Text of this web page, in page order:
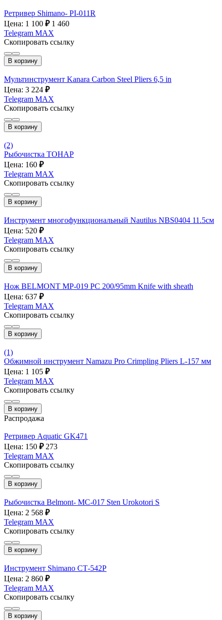
Ретривер Shimano- PI-011R
Цена: 1 100 ₽ 1 460
Telegram MAX
Скопировать ссылку
В корзину
Мультинструмент Kanara Carbon Steel Pliers 6,5 in
Цена: 3 224 ₽
Telegram MAX
Скопировать ссылку
В корзину
(2)
Рыбочистка ТОНАР
Цена: 160 ₽
Telegram MAX
Скопировать ссылку
В корзину
Инструмент многофункциональный Nautilus NBS0404 11.5см
Цена: 520 ₽
Telegram MAX
Скопировать ссылку
В корзину
Нож BELMONT MP-019 PC 200/95mm Knife with sheath
Цена: 637 ₽
Telegram MAX
Скопировать ссылку
В корзину
(1)
Обжимной инструмент Namazu Pro Crimpling Pliers L-157 мм
Цена: 1 105 ₽
Telegram MAX
Скопировать ссылку
В корзину
Распродажа
Ретривер Aquatic GK471
Цена: 150 ₽ 273
Telegram MAX
Скопировать ссылку
В корзину
Рыбочистка Belmont- MC-017 Sten Urokotori S
Цена: 2 568 ₽
Telegram MAX
Скопировать ссылку
В корзину
Инструмент Shimano СТ-542Р
Цена: 2 860 ₽
Telegram MAX
Скопировать ссылку
В корзину